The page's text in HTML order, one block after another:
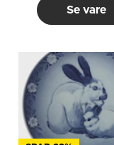
Se vare